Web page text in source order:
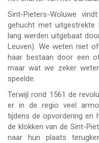
Sint-Pieters-Woluwe
gehucht met uitgestrekte
lang werden uitgebaat
Leuven). We weten niet
haar bestaan door een
maar wat we zeker
speelde.
Terwijl rond 1561 de
er in de regio veel
tijdens de opvordering en
de klokken van de Sint-
naar hun plaats